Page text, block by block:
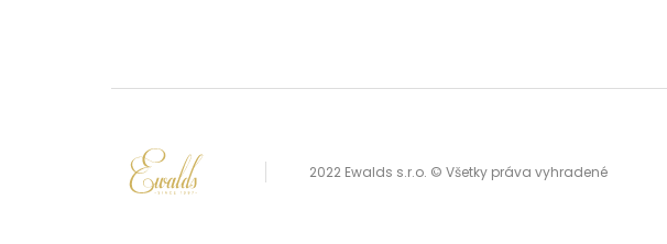
2022 Ewalds s.r.o. © Všetky práva vyhradené